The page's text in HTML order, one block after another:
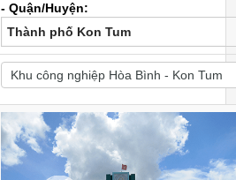
- Quận/Huyện:
Thành phố Kon Tum